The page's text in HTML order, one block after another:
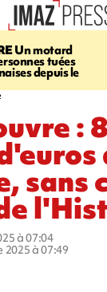
Un motard
tuées
depuis le
:
sans
à 07:04
2025 à 07:49